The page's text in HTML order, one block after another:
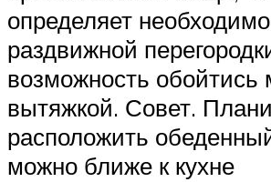
определяет
раздвижной
возможность
вытяжкой. Совет.
расположить
можно ближе к кухне